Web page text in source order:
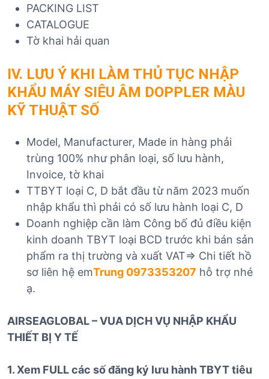
PACKING LIST
CATALOGUE
Tờ khai hải quan
IV. LƯU Ý KHI LÀM THỦ TỤC NHẬP
KHẨU MÁY SIÊU ÂM DOPPLER MÀU
KỸ THUẬT SỐ
Model, Manufacturer, Made in hàng phải
trùng 100% như phân loại, số lưu hành,
Invoice, tờ khai
TTBYT loại C, D bắt đầu từ năm 2023 muốn
nhập khẩu thì phải có số lưu hành loại C, D
Doanh nghiệp cần làm Công bố đủ điều kiện
kinh doanh TBYT loại BCD trước khi bán sản
phẩm ra thị trường và xuất VAT=> Chi tiết hồ
sơ liên hệ emTrung 0973353207 hỗ trợ nhé
ạ.
AIRSEAGLOBAL – VUA DỊCH VỤ NHẬP KHẨU
THIẾT BỊ Y TẾ
1. Xem FULL các số đăng ký lưu hành TBYT tiêu